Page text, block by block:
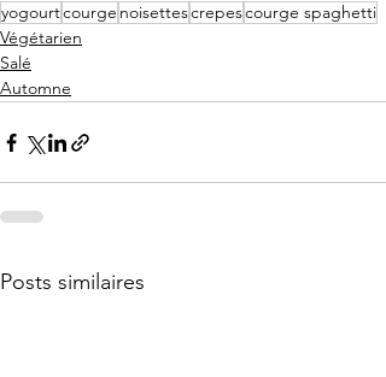
yogourtcourge noisettescrepescourge spaghetti
Végétarien
Salé
Automne
Posts similaires